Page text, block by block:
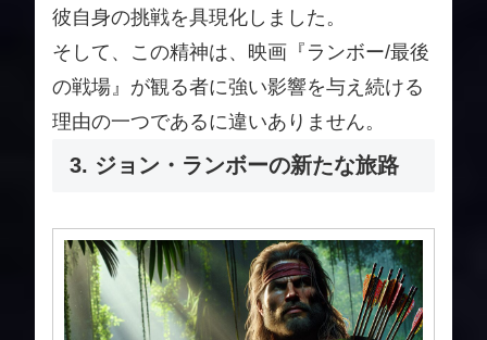
彼自身の挑戦を具現化しました。
そして、この精神は、映画『ランボー/最後
の戦場』が観る者に強い影響を与え続ける
理由の一つであるに違いありません。
3. ジョン・ランボーの新たな旅路